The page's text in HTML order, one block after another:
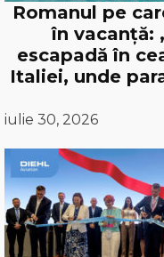
Romanul pe
în vacanță:
escapadă în
Italiei, unde
iulie 30, 2026